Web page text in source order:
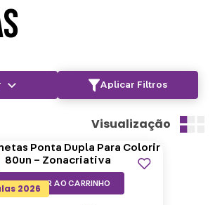
Aplicar Filtros
Visualização
2026
ADICIONAR AO CARRINHO